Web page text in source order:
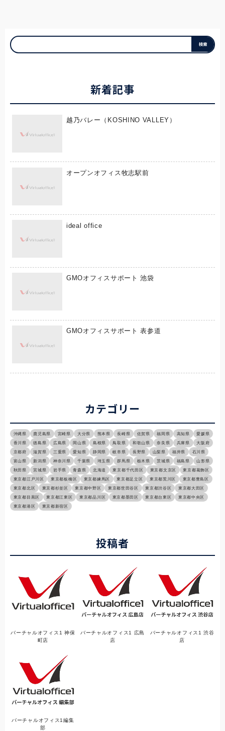
新着記事
越乃バレー（KOSHINO VALLEY）
オープンオフィス牧志駅前
ideal office
GMOオフィスサポート 池袋
GMOオフィスサポート 表参道
カテゴリー
沖縄県 鹿児島県 宮崎県 大分県 熊本県 長崎県 佐賀県 福岡県 高知県
愛媛県
香川県
徳島県 広島県 岡山県 島根県 鳥取県 和歌山県 奈良県 兵庫県
大阪府
京都府
滋賀県 三重県 愛知県 静岡県 岐阜県 長野県 山梨県 福井県
石川県
富山県
新潟県 神奈川県 千葉県 埼玉県 群馬県 栃木県 茨城県 福島県
山形県
秋田県
宮城県 岩手県 青森県 北海道 東京都千代田区 東京都文京区
東京都葛飾区
東京都江戸川区
東京都板橋区 東京都練馬区 東京都足立区 東京都荒川区
東京都豊島区
東京都北区
東京都杉並区 東京都中野区 東京都世田谷区 東京都渋谷区
東京都大田区
東京都目黒区
東京都江東区 東京都品川区 東京都墨田区 東京都台東区
東京都中央区
東京都港区
東京都新宿区
投稿者
バーチャルオフィス1 神保
町店
バーチャルオフィス1 広島
店
バーチャルオフィス1 渋谷
店
バーチャルオフィス1編集
部